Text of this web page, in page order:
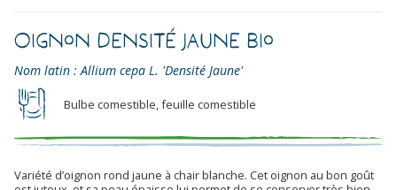
Oignon Densité Jaune Bio
Nom latin : Allium cepa L. 'Densité Jaune'
Bulbe comestible, feuille comestible
Variété d’oignon rond jaune à chair blanche. Cet oignon au bon goût